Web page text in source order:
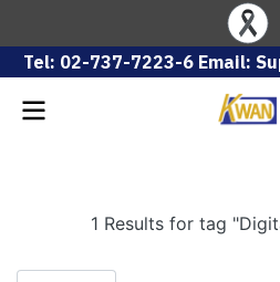
Tel: 02-737-7223-6 Email:
1 Results for tag